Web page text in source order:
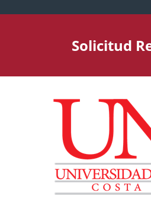
Solicitud